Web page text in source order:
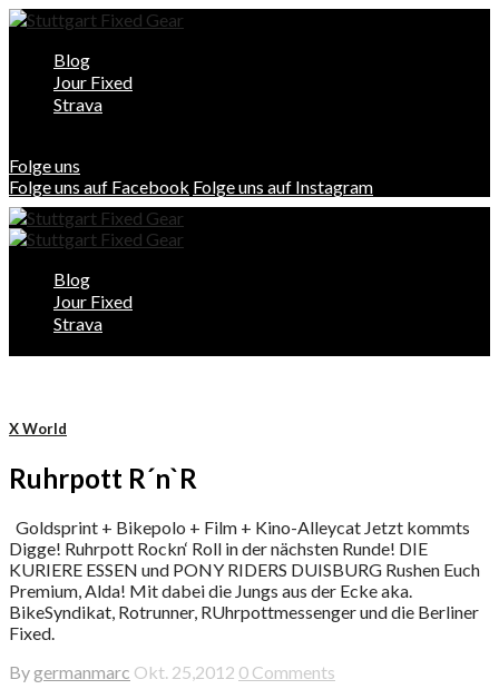
Blog
Jour Fixed
Strava
Folge uns
Folge uns auf Facebook Folge uns auf Instagram
Blog
Jour Fixed
Strava
X World
Ruhrpott R´n`R
Goldsprint + Bikepolo + Film + Kino-Alleycat Jetzt kommts
Digge! Ruhrpott Rockn‘ Roll in der nächsten Runde! DIE
KURIERE ESSEN und PONY RIDERS DUISBURG Rushen Euch
Premium, Alda! Mit dabei die Jungs aus der Ecke aka.
BikeSyndikat, Rotrunner, RUhrpottmessenger und die Berliner
Fixed.
Bygermanmarc Okt. 25,2012 0 Comments